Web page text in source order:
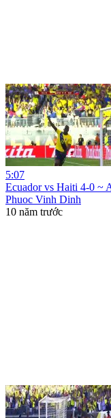
5:07
Ecuador vs Haiti 4-0 ~
Phuoc Vinh Dinh
10 năm trước